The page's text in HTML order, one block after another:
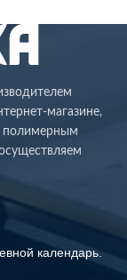
магазине,
полимерным
календарь.